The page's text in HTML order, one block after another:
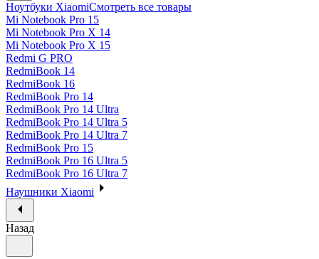
Ноутбуки XiaomiСмотреть все товары
Mi Notebook Pro 15
Mi Notebook Pro X 14
Mi Notebook Pro X 15
Redmi G PRO
RedmiBook 14
RedmiBook 16
RedmiBook Pro 14
RedmiBook Pro 14 Ultra
RedmiBook Pro 14 Ultra 5
RedmiBook Pro 14 Ultra 7
RedmiBook Pro 15
RedmiBook Pro 16 Ultra 5
RedmiBook Pro 16 Ultra 7
Наушники Xiaomi
Назад